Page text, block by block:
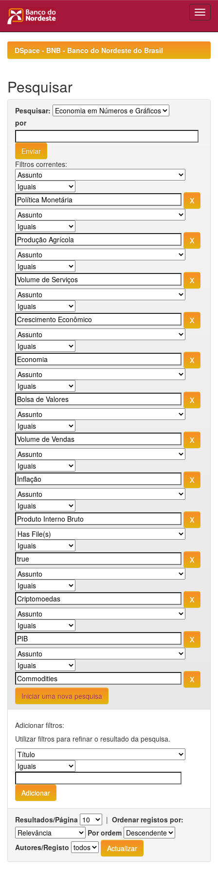
navigationDSpace - BNB - Banco do Nordeste do Brasil
Pesquisar
Pesquisar:
por
Filtros correntes:
Iniciar uma nova pesquisa
Adicionar filtros:
Utilizar filtros para refinar o resultado da pesquisa.
Resultados/Página | Ordenar registos por:
Por ordem
Autores/Registo